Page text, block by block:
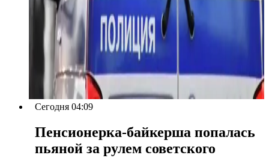
Сегодня 04:09
Пенсионерка-байкерша попалась
пьяной за рулем советского